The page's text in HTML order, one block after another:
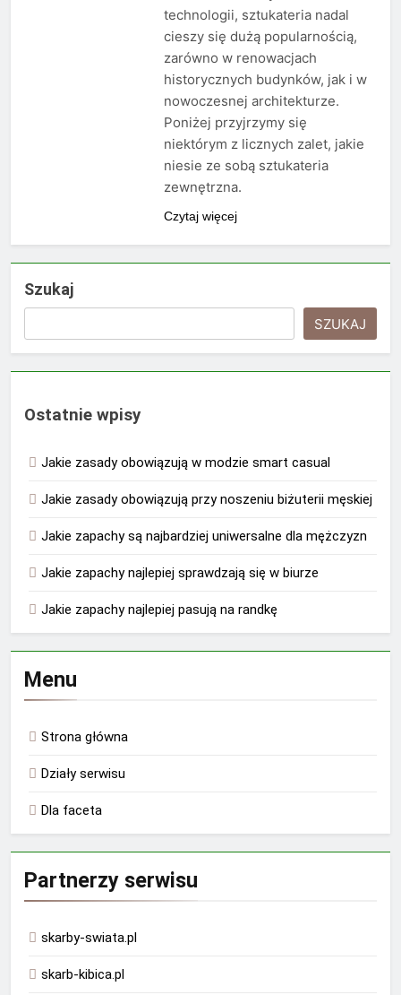
Jakie są zasady elegancji
w modzie ulicznej
4 Tygodnie Ago
Jakie są najmodniejsze
męskie fryzury w tym
sezonie
4 Tygodnie Ago
Jakie są najlepsze
sposoby na
motywację rano
4 Tygodnie Ago
technologii, sztukateria nadal
cieszy się dużą popularnością,
zarówno w renowacjach
historycznych budynków, jak i w
nowoczesnej architekturze.
Poniżej przyjrzymy się
niektórym z licznych zalet, jakie
niesie ze sobą sztukateria
zewnętrzna.
Czytaj więcej
Szukaj
SZUKAJ
Ostatnie wpisy
Jakie zasady obowiązują w modzie smart casual
Jakie zasady obowiązują przy noszeniu biżuterii męskiej
Jakie zapachy są najbardziej uniwersalne dla mężczyzn
Jakie zapachy najlepiej sprawdzają się w biurze
Jakie zapachy najlepiej pasują na randkę
Menu
Strona główna
Działy serwisu
Dla faceta
Partnerzy serwisu
skarby-swiata.pl
skarb-kibica.pl